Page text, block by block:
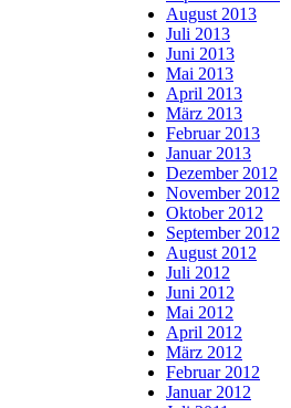
August 2013
Juli 2013
Juni 2013
Mai 2013
April 2013
März 2013
Februar 2013
Januar 2013
Dezember 2012
November 2012
Oktober 2012
September 2012
August 2012
Juli 2012
Juni 2012
Mai 2012
April 2012
März 2012
Februar 2012
Januar 2012